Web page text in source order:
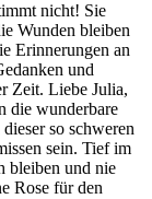
nicht! Sie
Wunden bleiben
Erinnerungen an
und
Zeit. Liebe Julia,
die wunderbare
so schweren
sein. Tief im
bleiben und nie
Rose für den